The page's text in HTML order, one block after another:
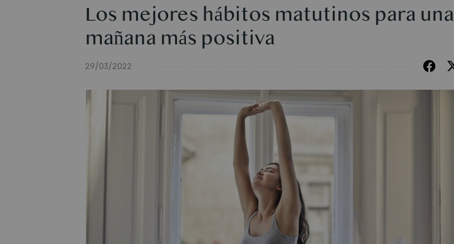
Los mejores hábitos matutinos para una
mañana más positiva
29/03/2022